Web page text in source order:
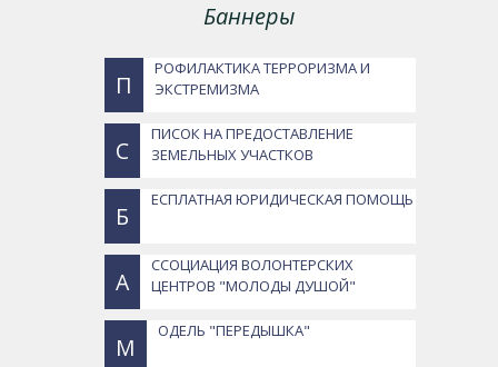
Баннеры
П
РОФИЛАКТИКА ТЕРРОРИЗМА И
ЭКСТРЕМИЗМА
С
ПИСОК НА ПРЕДОСТАВЛЕНИЕ
ЗЕМЕЛЬНЫХ УЧАСТКОВ
Б
ЕСПЛАТНАЯ ЮРИДИЧЕСКАЯ ПОМОЩЬ
А
ССОЦИАЦИЯ ВОЛОНТЕРСКИХ
ЦЕНТРОВ "МОЛОДЫ ДУШОЙ"
М
ОДЕЛЬ "ПЕРЕДЫШКА"